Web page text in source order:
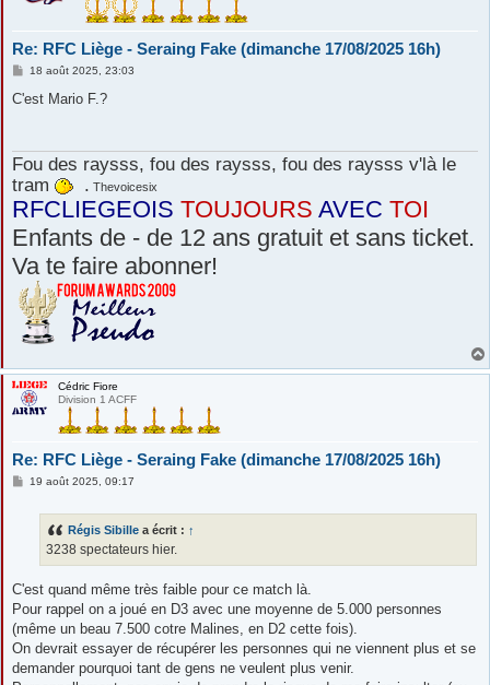
Re: RFC Liège - Seraing Fake (dimanche 17/08/2025 16h)
M
s
18 août 2025, 23:03
C'est Mario F.?
Fou des raysss, fou des raysss, fou des raysss v'là le
tram
. Thevoicesix
RFCLIEGEOIS TOUJOURS AVEC TOI
Enfants de - de 12 ans gratuit et sans ticket.
Va te faire abonner!
Cédric Fiore
Division 1 ACFF
Re: RFC Liège - Seraing Fake (dimanche 17/08/2025 16h)
M19 août 2025, 09:17
Régis Sibille a écrit : ↑
3238 spectateurs hier.
C'est quand même très faible pour ce match là.
Pour rappel on a joué en D3 avec une moyenne de 5.000 personnes
(même un beau 7.500 cotre Malines, en D2 cette fois).
On devrait essayer de récupérer les personnes qui ne viennent plus et se
demander pourquoi tant de gens ne veulent plus venir.